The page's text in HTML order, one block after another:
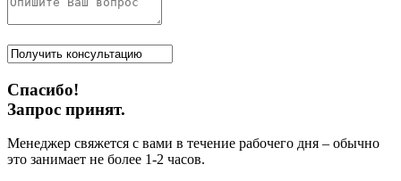
Спасибо!
Запрос принят.
Менеджер свяжется с вами в течение рабочего дня – обычно
это занимает не более 1-2 часов.